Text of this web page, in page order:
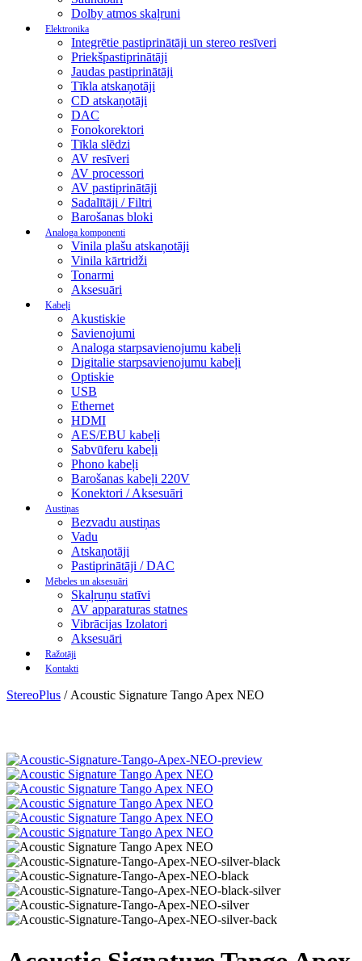
Dolby atmos skaļruni
Elektronika
Integrētie pastiprinātāji un stereo resīveri
Priekšpastiprinātāji
Jaudas pastiprinātāji
Tīkla atskaņotāji
CD atskaņotāji
DAC
Fonokorektori
Tīkla slēdzi
AV resīveri
AV processori
AV pastiprinātāji
Sadalītāji / Filtri
Barošanas bloki
Analoga komponenti
Vinila plašu atskaņotāji
Vinila kārtridži
Tonarmi
Aksesuāri
Kabeļi
Akustiskie
Savienojumi
Analoga starpsavienojumu kabeļi
Digitalie starpsavienojumu kabeļi
Optiskie
USB
Ethernet
HDMI
AES/EBU kabeļi
Sabvūferu kabeļi
Phono kabeļi
Barošanas kabeļi 220V
Konektori / Aksesuāri
Austiņas
Bezvadu austiņas
Vadu
Atskaņotāji
Pastiprinātāji / DAC
Mēbeles un aksesuāri
Skaļruņu statīvi
AV apparaturas statnes
Vibrācijas Izolatori
Aksesuāri
Ražotāji
Kontakti
StereoPlus / Acoustic Signature Tango Apex NEO